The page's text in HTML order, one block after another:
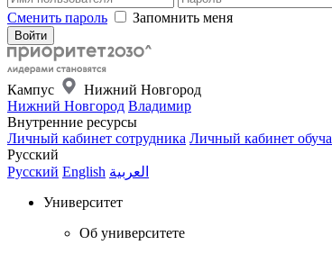
Сменить пароль Запомнить меня
Кампус
Нижний Новгород
Нижний Новгород Владимир
Внутренние ресурсы
Личный кабинет сотрудника Личный кабинет
Русский
Русский English العربية
Университет
Об университете